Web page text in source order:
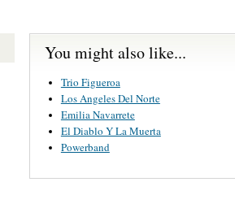
You might also like...
Trio Figueroa
Los Angeles Del Norte
Emilia Navarrete
El Diablo Y La Muerta
Powerband